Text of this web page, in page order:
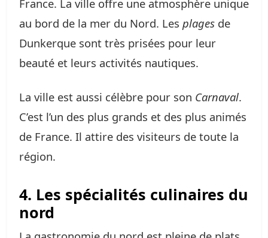
France. La ville offre une atmosphère unique
au bord de la mer du Nord. Les plages de
Dunkerque sont très prisées pour leur
beauté et leurs activités nautiques.
La ville est aussi célèbre pour son Carnaval.
C’est l’un des plus grands et des plus animés
de France. Il attire des visiteurs de toute la
région.
4. Les spécialités culinaires du
nord